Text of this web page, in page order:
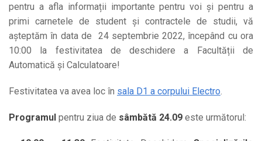
pentru a afla informații importante pentru voi și pentru a
primi carnetele de student și contractele de studii, vă
așteptăm în data de 24 septembrie 2022, începând cu ora
10:00 la festivitatea de deschidere a Facultății de
Automatică și Calculatoare!
Festivitatea va avea loc în sala D1 a corpului Electro.
Programul pentru ziua de sâmbătă 24.09 este următorul: